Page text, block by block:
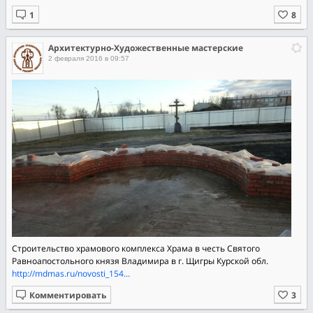
Архитектурно-Художественные мастерские
2 февраля 2016 в 09:57
Строительство храмового комплекса Храма в честь Святого
Равноапостольного князя Владимира в г. Щигры Курской обл.
http://mdmas.ru/novosti_154...
Комментировать